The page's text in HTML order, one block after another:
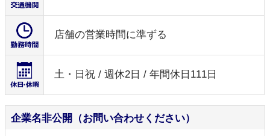
店舗の営業時間に準ずる
土・日祝 / 週休2日 / 年間休日111日
企業名非公開（お問い合わせください）